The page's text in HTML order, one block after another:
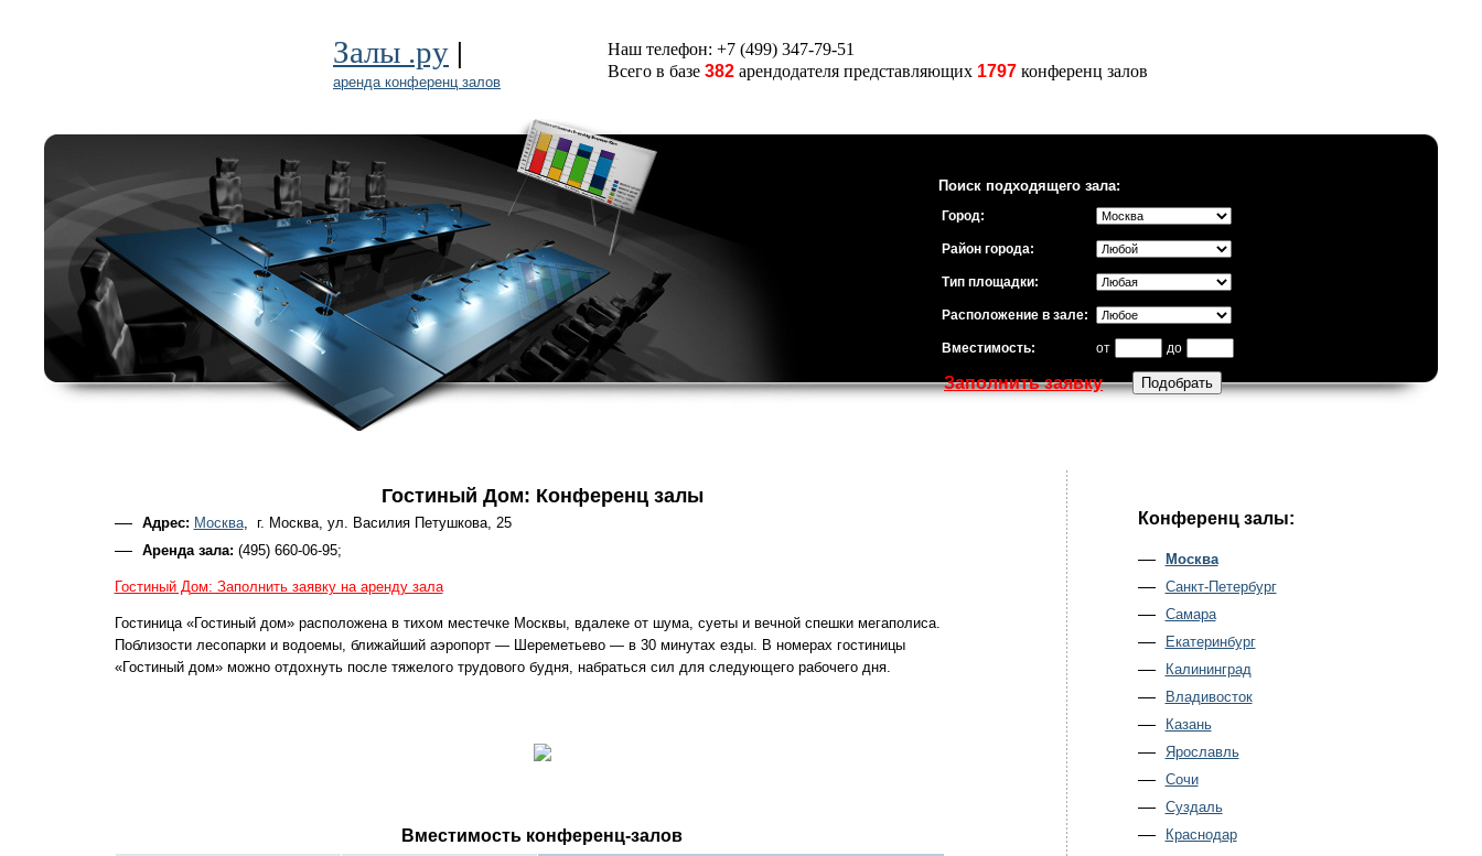
Залы .ру |
аренда конференц залов
Наш телефон: +7 (499) 347-79-51
Всего в базе 382 арендодателя представляющих 1797 конференц залов
Поиск подходящего зала:
Город:
Район города:
Тип площадки:
Расположение в зале:
Вместимость: от до
Заполнить заявку
Гостиный Дом: Конференц залы
Адрес: Москва, г. Москва, ул. Василия Петушкова, 25
Аренда зала: (495) 660-06-95;
Гостиный Дом: Заполнить заявку на аренду зала
Гостиница «Гостиный дом» расположена в тихом местечке Москвы, вдалеке от шума, суеты и вечной спешки мегаполиса.
Поблизости лесопарки и водоемы, ближайший аэропорт — Шереметьево — в 30 минутах езды. В номерах гостиницы
«Гостиный дом» можно отдохнуть после тяжелого трудового будня, набраться сил для следующего рабочего дня.
Вместимость конференц-залов
Конференц залы:
Москва
Санкт-Петербург
Самара
Екатеринбург
Калининград
Владивосток
Казань
Ярославль
Сочи
Суздаль
Краснодар